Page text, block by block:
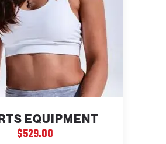
EQUIPMENT
$529.00